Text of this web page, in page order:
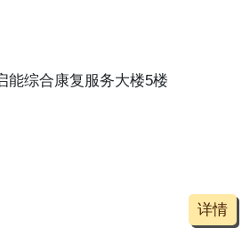
能综合康复服务大楼5楼
详情